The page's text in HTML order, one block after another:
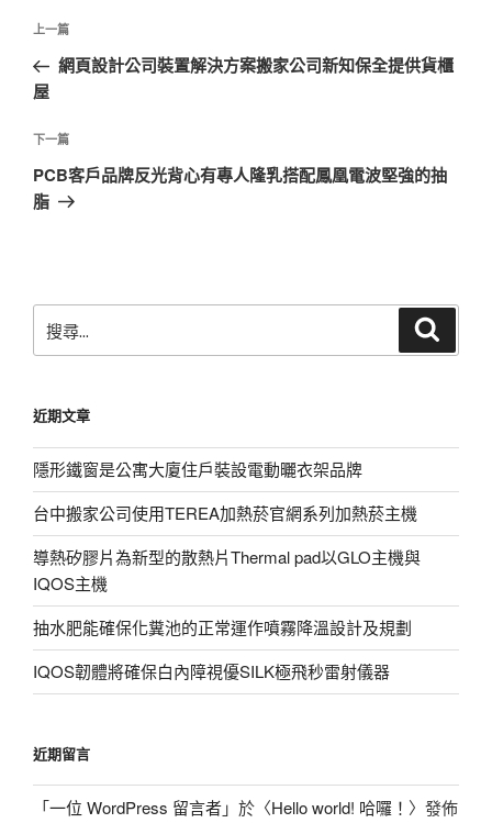
文
導
覽
上
一
篇
章
上一篇
網頁設計公司裝置解決方案搬家公司新知保全提供貨櫃
屋
下
一
篇
下一篇
PCB客戶品牌反光背心有專人隆乳搭配鳳凰電波堅強的抽
脂
尋
字:
近期文章
隱形鐵窗是公寓大廈住戶裝設電動曬衣架品牌
台中搬家公司使用TEREA加熱菸官網系列加熱菸主機
導熱矽膠片為新型的散熱片Thermal pad以GLO主機與
IQOS主機
抽水肥能確保化糞池的正常運作噴霧降溫設計及規劃
IQOS韌體將確保白內障視優SILK極飛秒雷射儀器
近期留言
「一位 WordPress 留言者」於〈Hello world! 哈囉！ 〉發佈